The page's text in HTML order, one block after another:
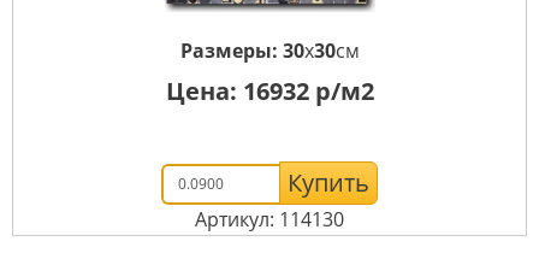
Размеры: 30x30см
Цена: 16932р/м2
Купить
Артикул: 114130